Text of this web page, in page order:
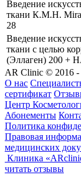
Введение
ткани К.М.Н.
28
Введение
ткани с целью
(Эллаген) 200 +
AR Clinic © 2016 -
О нас
сертификат
Центр
Абонементы
Политика
Правовая
медицинских
Клиника
читать отзывы